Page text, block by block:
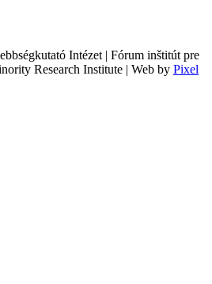
Intézet | Fórum inštitút pre
Research Institute | Web by Pixel